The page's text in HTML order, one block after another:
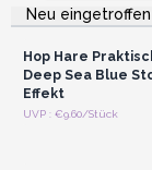
Neu eingetroffen
Hop Hare
Deep Sea Blue
Effekt
UVP : €9.60/Stück
Anmelden